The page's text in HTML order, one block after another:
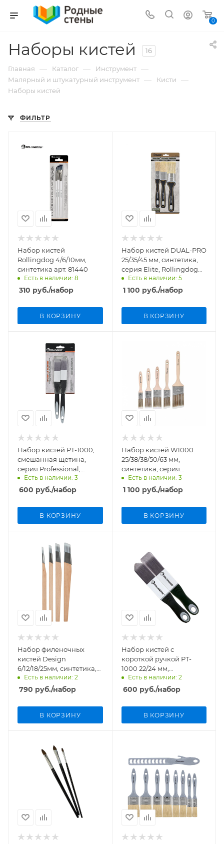
0
Наборы кистей 16
Главная — Каталог — Инструмент —
Малярный и штукатурный инструмент — Кисти —
Наборы кистей
ФИЛЬТР
Набор кистей
Rollingdog 4/6/10мм,
синтетика арт. 81440
Есть в наличии: 8
310 руб./набор
В КОРЗИНУ
Набор кистей DUAL-PRO
25/35/45 мм, синтетика,
серия Elite, Rollingdog
арт.10455
Есть в наличии: 5
1 100 руб./набор
В КОРЗИНУ
Набор кистей PT-1000,
смешанная щетина,
серия Professional,
Rollingdog арт.10248
Есть в наличии: 3
600 руб./набор
В КОРЗИНУ
Набор кистей W1000
25/38/38/50/63 мм,
синтетика, серия
Standard, Rollingdog
арт.10542
Есть в наличии: 3
1 100 руб./набор
В КОРЗИНУ
Набор филеночных
кистей Design
6/12/18/25мм, синтетика,
серия Professional,
Rollingdog арт.10689
Есть в наличии: 2
790 руб./набор
В КОРЗИНУ
Набор кистей с
короткой ручкой PT-
1000 22/24 мм,
синтетика, серия
Professional, Rollingdog
Есть в наличии: 2
600 руб./набор
В КОРЗИНУ